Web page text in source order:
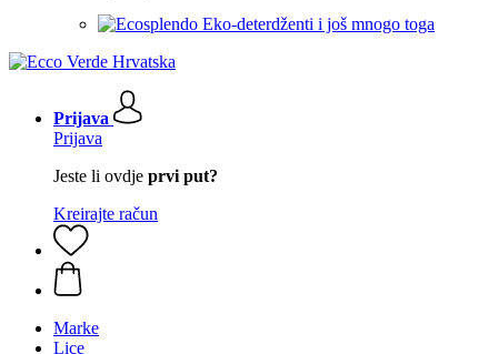
Eko-deterdženti i još mnogo toga
Prijava
Prijava
Jeste li ovdje prvi put?
Kreirajte račun
Marke
Lice